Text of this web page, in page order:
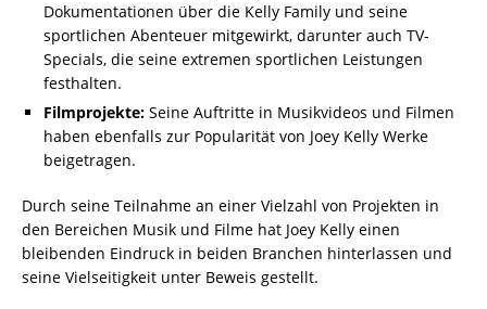
Dokumentationen über die Kelly Family und seine
sportlichen Abenteuer mitgewirkt, darunter auch TV-
Specials, die seine extremen sportlichen Leistungen
festhalten.
Filmprojekte: Seine Auftritte in Musikvideos und Filmen
haben ebenfalls zur Popularität von Joey Kelly Werke
beigetragen.
Durch seine Teilnahme an einer Vielzahl von Projekten in
den Bereichen Musik und Filme hat Joey Kelly einen
bleibenden Eindruck in beiden Branchen hinterlassen und
seine Vielseitigkeit unter Beweis gestellt.